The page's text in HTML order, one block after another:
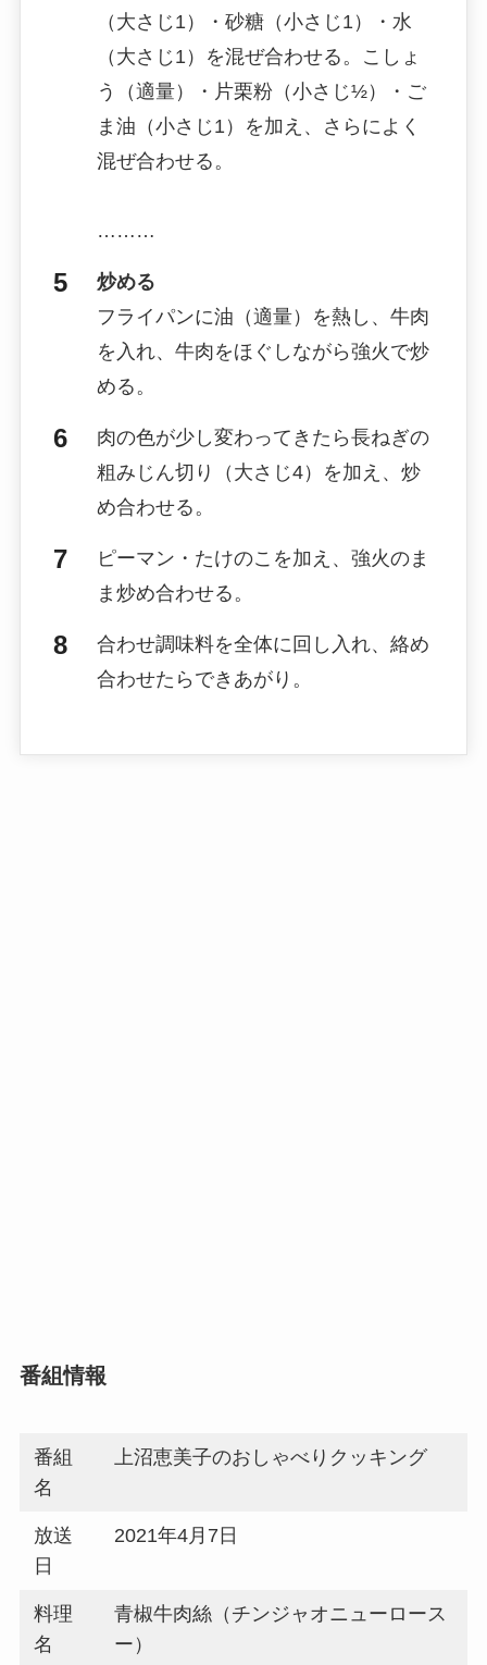
（大さじ1）・砂糖（小さじ1）・水
（大さじ1）を混ぜ合わせる。こしょ
う（適量）・片栗粉（小さじ½）・ご
ま油（小さじ1）を加え、さらによく
混ぜ合わせる。
………
炒める
フライパンに油（適量）を熱し、牛肉
を入れ、牛肉をほぐしながら強火で炒
める。
肉の色が少し変わってきたら長ねぎの
粗みじん切り（大さじ4）を加え、炒
め合わせる。
ピーマン・たけのこを加え、強火のま
ま炒め合わせる。
合わせ調味料を全体に回し入れ、絡め
合わせたらできあがり。
番組情報
番組
名
上沼恵美子のおしゃべりクッキング
放送
日
2021年4月7日
料理
名
青椒牛肉絲（チンジャオニューロース
ー）